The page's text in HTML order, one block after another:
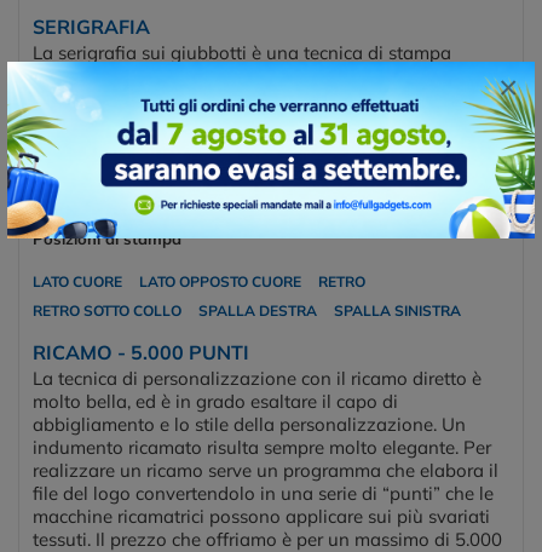
×
SERIGRAFIA
La serigrafia sui giubbotti è una tecnica di stampa
utilizzata per applicare disegni, loghi o testi su giacconi
utilizzando il metodo della serigrafia. Questa tecnica
coinvolge la creazione di uno stencil o un telo di seta con
aree aperte corrispondenti al design desiderato,
attraverso le quali viene passato l'inchiostro sulla
superficie del giubbotto.
Posizioni di stampa
LATO CUORE LATO OPPOSTO CUORE
RETRO
RETRO SOTTO COLLO
SPALLA DESTRA SPALLA SINISTRA
RICAMO - 5.000 PUNTI
La tecnica di personalizzazione con il ricamo diretto è
molto bella, ed è in grado esaltare il capo di
abbigliamento e lo stile della personalizzazione. Un
indumento ricamato risulta sempre molto elegante. Per
realizzare un ricamo serve un programma che elabora il
file del logo convertendolo in una serie di “punti” che le
macchine ricamatrici possono applicare sui più svariati
tessuti. Il prezzo che offriamo è per un massimo di 5.000